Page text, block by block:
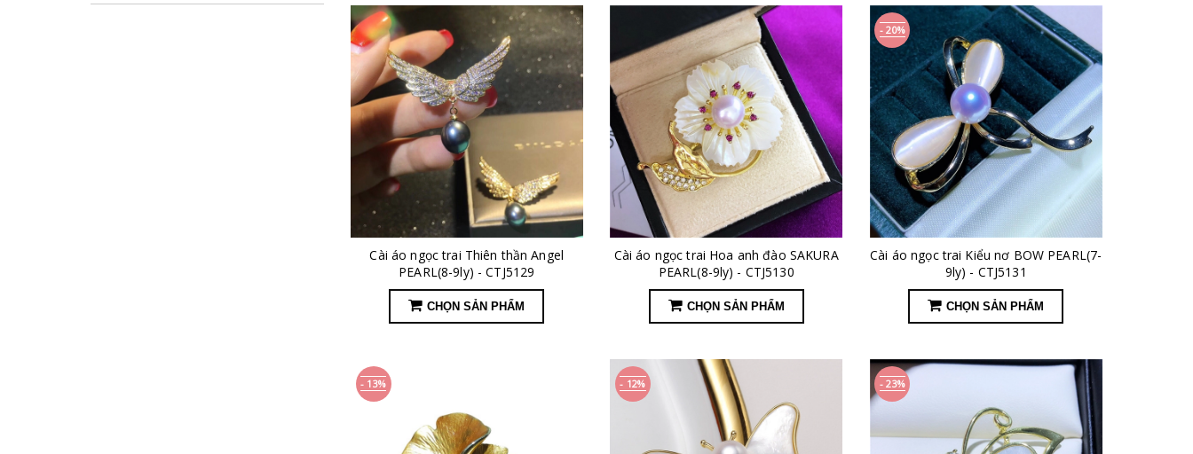
Cài áo ngọc trai Thiên thần Angel
PEARL(8-9ly) - CTJ5129
CHỌN SẢN PHẨM
Cài áo ngọc trai Hoa anh đào SAKURA
PEARL(8-9ly) - CTJ5130
CHỌN SẢN PHẨM
- 20%
Cài áo ngọc trai Kiểu nơ BOW PEARL(7-
9ly) - CTJ5131
CHỌN SẢN PHẨM
- 13% - 12% - 23%